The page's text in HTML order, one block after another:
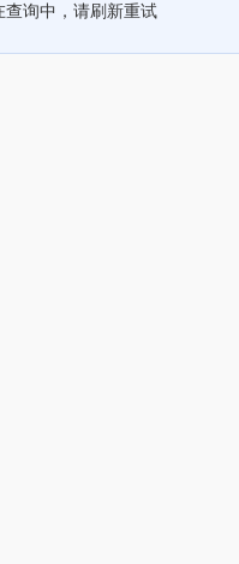
查询中，请刷新重试